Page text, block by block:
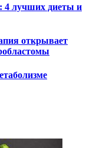
4 лучших диеты и
открывает